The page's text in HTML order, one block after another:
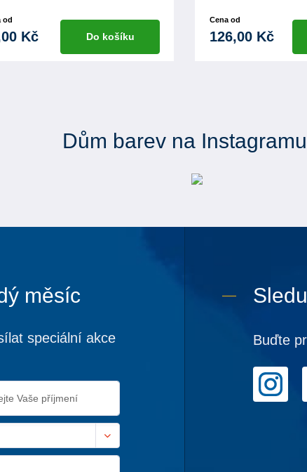
od
Kč Do košíku
Cena od
126,00 Kč
Dům barev na Instagramu
měsíc
speciální akce
Buďte